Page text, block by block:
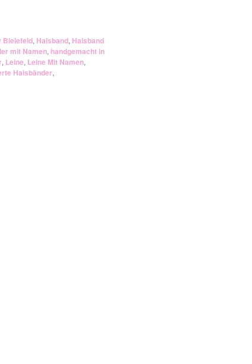
Bielefeld, Halsband, Halsband
mit Namen, handgemacht in
, Leine, Leine Mit Namen,
Halsbänder,